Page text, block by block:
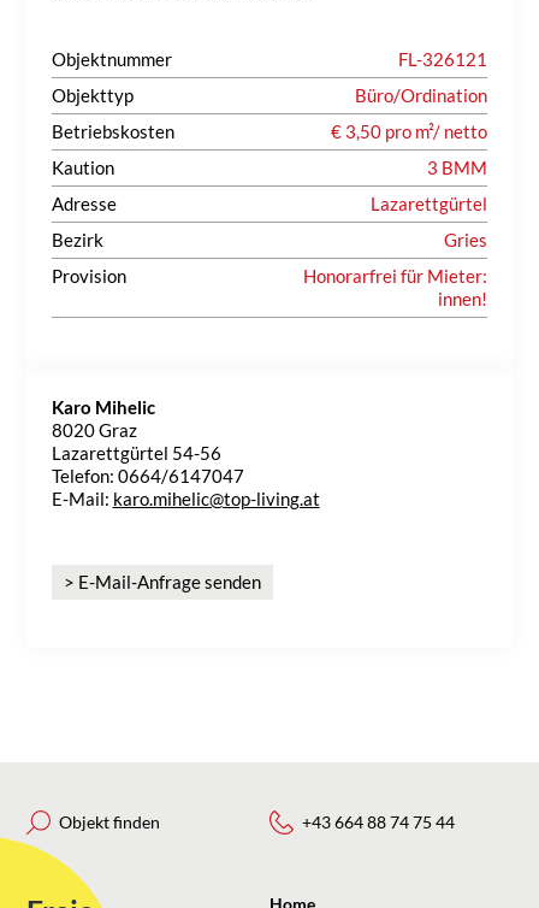
Objektnummer
FL-326121
Objekttyp
Büro/Ordination
Betriebskosten
€ 3,50 pro m²/ netto
Kaution
3 BMM
Adresse
Lazarettgürtel
Bezirk
Gries
Provision
Honorarfrei für Mieter:
innen!
Karo Mihelic
8020 Graz
Lazarettgürtel 54-56
Telefon: 0664/6147047
E-Mail: karo.mihelic@top-living.at
> E-Mail-Anfrage senden
Objekt finden +43 664 88 74 75 44
Home